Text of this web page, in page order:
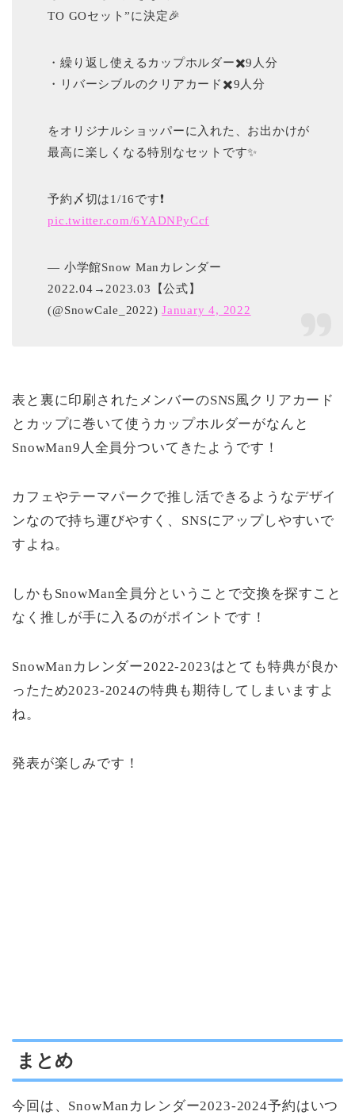
TO GOセット”に決定🎉
・繰り返し使えるカップホルダー✖️9人分
・リバーシブルのクリアカード✖️9人分
をオリジナルショッパーに入れた、お出かけが
最高に楽しくなる特別なセットです✨
予約〆切は1/16です❗️
pic.twitter.com/6YADNPyCcf
— 小学館Snow Manカレンダー
2022.04→2023.03【公式】
(@SnowCale_2022)January 4, 2022
表と裏に印刷されたメンバーのSNS風クリアカード
とカップに巻いて使うカップホルダーがなんと
SnowMan9人全員分ついてきたようです！
カフェやテーマパークで推し活できるようなデザイ
ンなので持ち運びやすく、SNSにアップしやすいで
すよね。
しかもSnowMan全員分ということで交換を探すこと
なく推しが手に入るのがポイントです！
SnowManカレンダー2022-2023はとても特典が良か
ったため2023-2024の特典も期待してしまいますよ
ね。
発表が楽しみです！
まとめ
今回は、SnowManカレンダー2023-2024予約はいつ